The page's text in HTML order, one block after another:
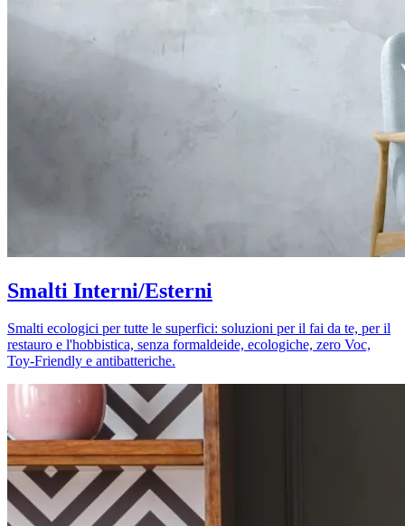
Smalti Interni/Esterni
Smalti ecologici per tutte le superfici: soluzioni per il fai da te, per il
restauro e l'hobbistica, senza formaldeide, ecologiche, zero Voc,
Toy-Friendly e antibatteriche.